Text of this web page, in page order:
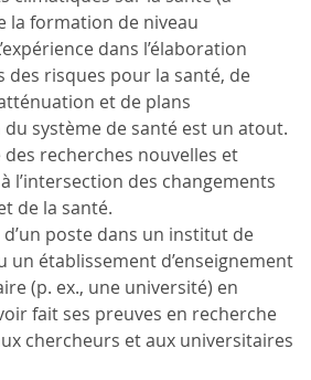
la formation de niveau
dans l’élaboration
des risques pour la santé, de
et de plans
du système de santé est un atout.
recherches nouvelles et
l’intersection des changements
de la santé.
poste dans un institut de
un établissement d’enseignement
(p. ex., une université) en
fait ses preuves en recherche
chercheurs et aux universitaires